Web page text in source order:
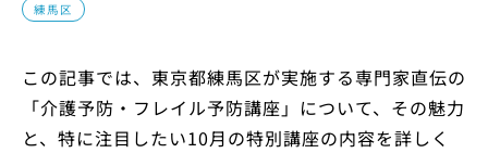
練馬区
この記事では、東京都練馬区が実施する専門家直伝の
「介護予防・フレイル予防講座」について、その魅力
と、特に注目したい10月の特別講座の内容を詳しく